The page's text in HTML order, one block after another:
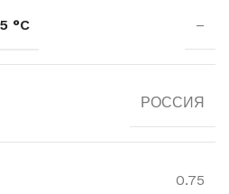
°C –
РОССИЯ
0.75